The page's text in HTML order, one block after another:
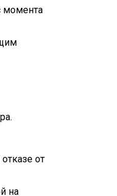
момента
от
на